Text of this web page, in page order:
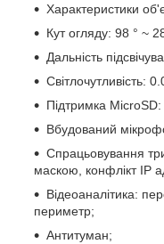
Характеристики
Кут огляду: 98 ° ~
Дальність
Світлочутливість:
Підтримка
Вбудований
Спрацьовування
маскою, конфлікт IP
Відеоаналітика:
периметр;
Антитуман;